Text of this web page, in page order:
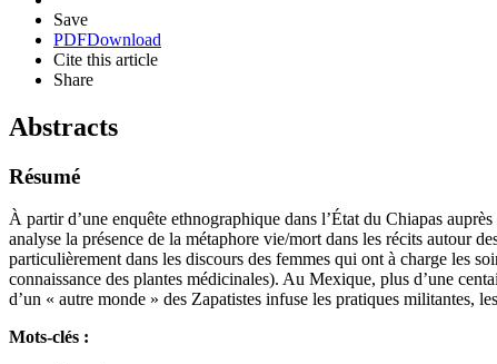
Save
PDFDownload
Cite this article
Share
Abstracts
Résumé
À partir d’une enquête ethnographique dans l’État du Chiapas
analyse la présence de la métaphore vie/mort dans les récits autour
particulièrement dans les discours des femmes qui ont à charge les
connaissance des plantes médicinales). Au Mexique, plus d’une
d’un « autre monde » des Zapatistes infuse les pratiques militantes,
Mots-clés :